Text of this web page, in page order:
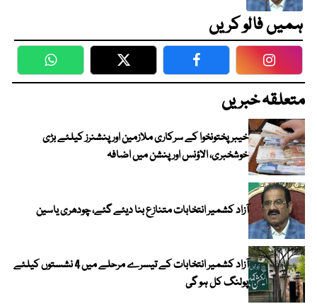
ہمیں فالو کریں
WhatsApp Twitter Facebook
متعلقہ خبریں
خیبرپختونخوا کے سرکاری ملازمین اور پنشنرز کیلئے بڑی
خوشخبری، الاؤنس اور پنشن میں اضافہ
آزاد کشمیر انتخابات متنازع بنا دیئے گئے، چودھری یاسین
آزاد کشمیر انتخابات کے تیسرے مرحلے میں 4 نشستوں کیلئے
پولنگ کل ہو گی